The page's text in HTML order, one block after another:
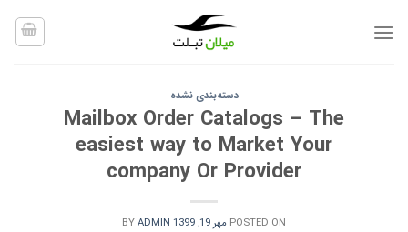
دسته‌بندی نشده
Mailbox Order Catalogs – The
easiest way to Market Your
company Or Provider
POSTED ON مهر 19, 1399 BYADMIN